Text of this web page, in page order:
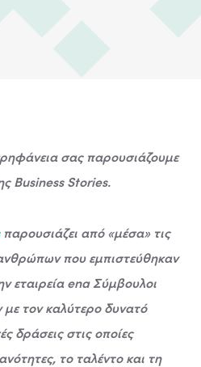
σας παρουσιάζουμε
Business Stories.
παρουσιάζει από «μέσα» τις
που εμπιστεύθηκαν
εταιρεία ena Σύμβουλοι
τον καλύτερο δυνατό
δράσεις στις οποίες
το ταλέντο και τη